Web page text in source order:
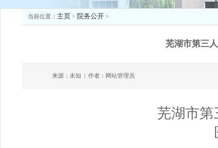
当前位置： 主页 > 院务公开>
芜湖市第三
来源：未知 作者：网站管理员
芜湖市第